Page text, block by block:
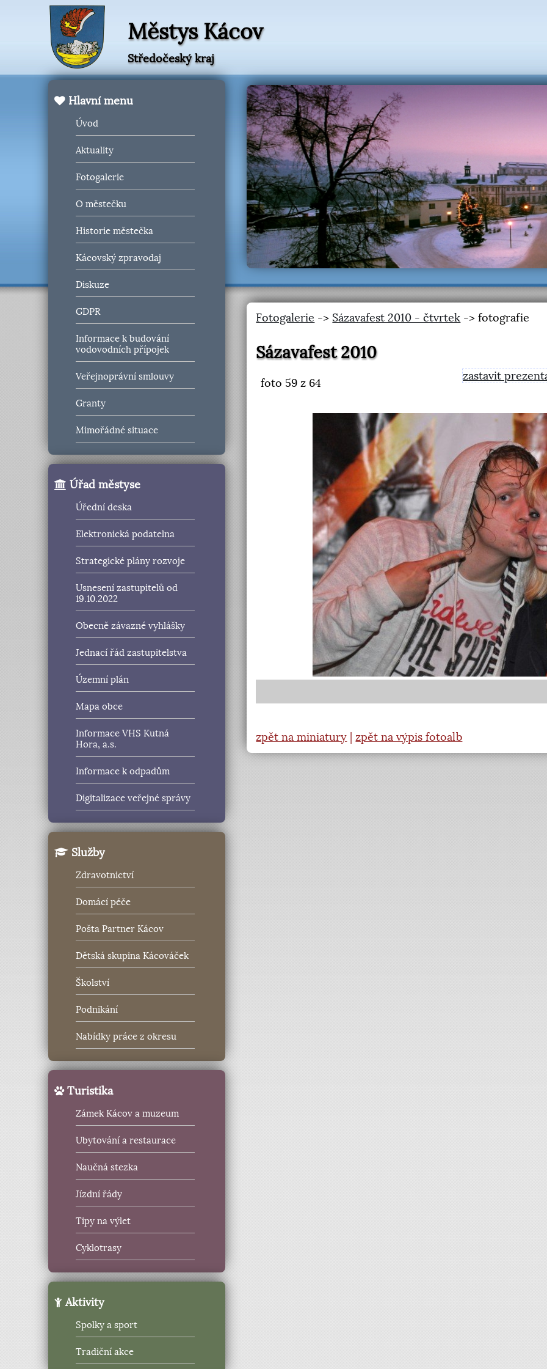
Městys Kácov
Středočeský kraj
Hlavní menu
Úvod
Aktuality
Fotogalerie
O městečku
Historie městečka
Kácovský zpravodaj
Diskuze
GDPR
Informace k budování
vodovodních přípojek
Veřejnoprávní smlouvy
Granty
Mimořádné situace
Úřad městyse
Úřední deska
Elektronická podatelna
Strategické plány rozvoje
Usnesení zastupitelů od
19.10.2022
Obecně závazné vyhlášky
Jednací řád zastupitelstva
Územní plán
Mapa obce
Informace VHS Kutná
Hora, a.s.
Informace k odpadům
Digitalizace veřejné správy
Služby
Zdravotnictví
Domácí péče
Pošta Partner Kácov
Dětská skupina Kácováček
Školství
Podnikání
Nabídky práce z okresu
Turistika
Zámek Kácov a muzeum
Ubytování a restaurace
Naučná stezka
Jízdní řády
Tipy na výlet
Cyklotrasy
Aktivity
Spolky a sport
Tradiční akce
Fotogalerie -> Sázavafest 2010 - čtvrtek -> fotografie
Sázavafest 2010
foto 59 z 64
zastavit
zpět na miniatury |zpět na výpis fotoalb